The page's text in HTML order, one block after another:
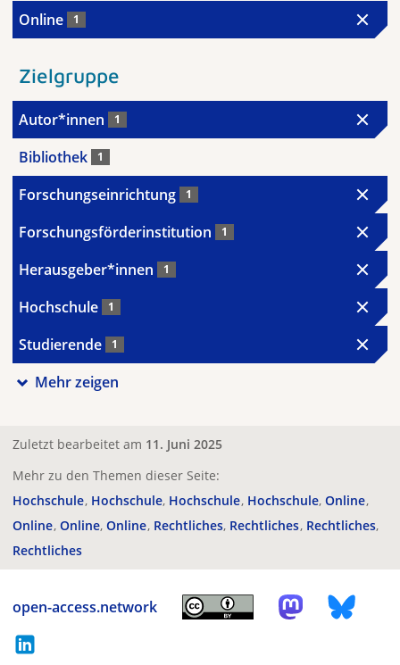
Online 1
Zielgruppe
Autor*innen 1
Bibliothek 1
Forschungseinrichtung 1
Forschungsförderinstitution 1
Herausgeber*innen 1
Hochschule 1
Studierende 1
Mehr zeigen
Zuletzt bearbeitet am 11. Juni 2025
Mehr zu den Themen dieser Seite:
Hochschule Hochschule Hochschule Hochschule Online
Online Online Online Rechtliches Rechtliches Rechtliches
Rechtliches
open-access.network